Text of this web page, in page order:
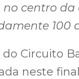
no centro
100
do Circuito
neste